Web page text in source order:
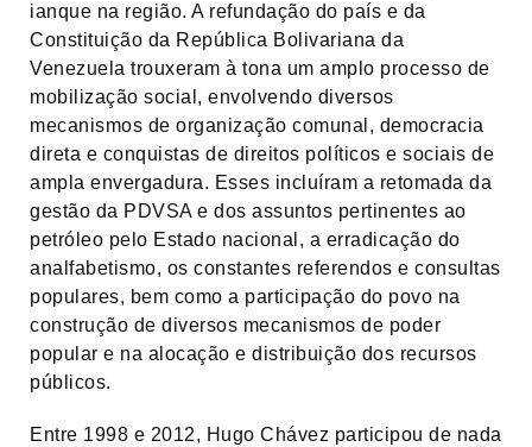
ianque na região. A refundação do país e da
Constituição da República Bolivariana da
Venezuela trouxeram à tona um amplo processo de
mobilização social, envolvendo diversos
mecanismos de organização comunal, democracia
direta e conquistas de direitos políticos e sociais de
ampla envergadura. Esses incluíram a retomada da
gestão da PDVSA e dos assuntos pertinentes ao
petróleo pelo Estado nacional, a erradicação do
analfabetismo, os constantes referendos e consultas
populares, bem como a participação do povo na
construção de diversos mecanismos de poder
popular e na alocação e distribuição dos recursos
públicos.
Entre 1998 e 2012, Hugo Chávez participou de nada